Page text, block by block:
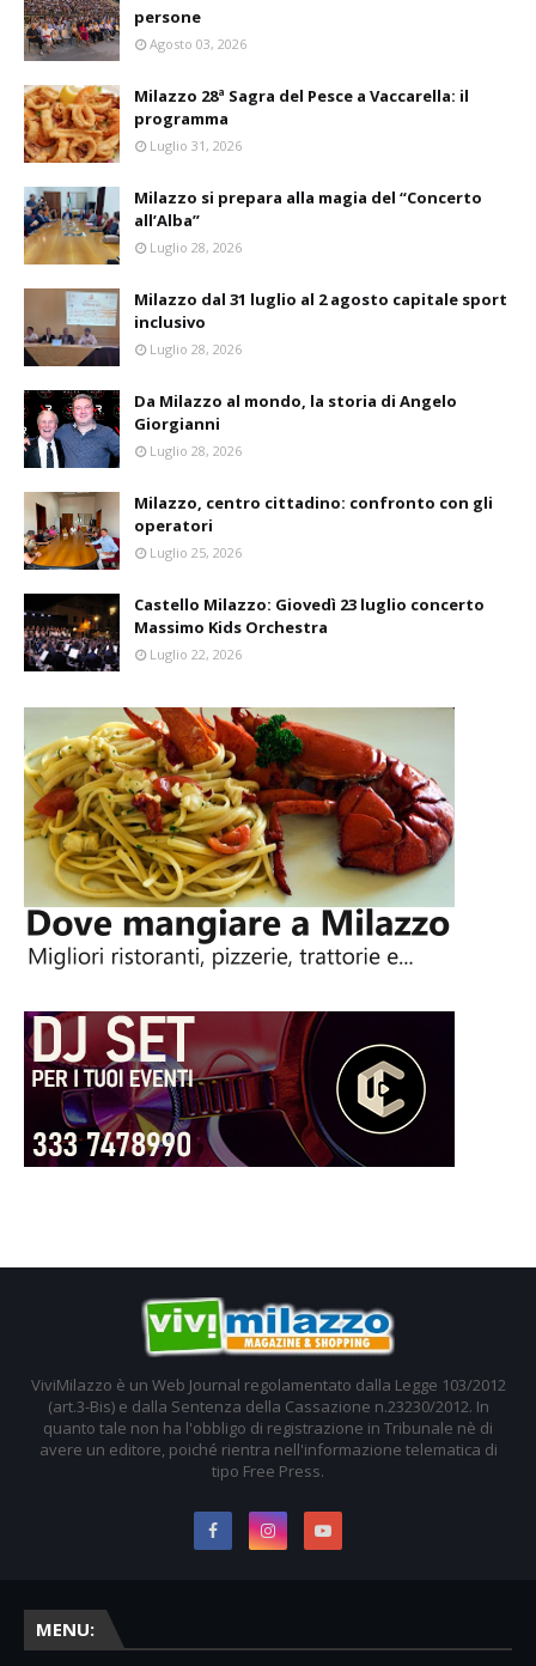
persone
Agosto 03, 2026
Milazzo 28ª Sagra del Pesce a Vaccarella: il
programma
Luglio 31, 2026
Milazzo si prepara alla magia del “Concerto
all’Alba”
Luglio 28, 2026
Milazzo dal 31 luglio al 2 agosto capitale sport
inclusivo
Luglio 28, 2026
Da Milazzo al mondo, la storia di Angelo
Giorgianni
Luglio 28, 2026
Milazzo, centro cittadino: confronto con gli
operatori
Luglio 25, 2026
Castello Milazzo: Giovedì 23 luglio concerto
Massimo Kids Orchestra
Luglio 22, 2026
ViviMilazzo è un Web Journal regolamentato dalla Legge 103/2012
(art.3-Bis) e dalla Sentenza della Cassazione n.23230/2012. In
quanto tale non ha l'obbligo di registrazione in Tribunale nè di
avere un editore, poiché rientra nell'informazione telematica di
tipo Free Press.
MENU: